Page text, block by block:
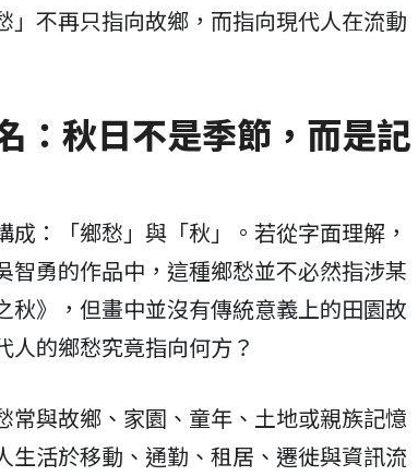
不再只指向故鄉，而指向現代人在流動
：秋日不是季節，而是記
成：「鄉愁」與「秋」。若從字面理解，
勇的作品中，這種鄉愁並不必然指涉某
》，但畫中並沒有傳統意義上的田園故
人的鄉愁究竟指向何方？
常與故鄉、家園、童年、土地或親族記憶
活於移動、通勤、租居、遷徙與資訊流